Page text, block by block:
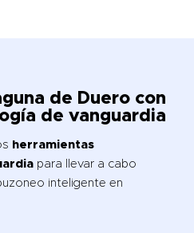
de Duero con
de vanguardia
herramientas
para llevar a cabo
inteligente en